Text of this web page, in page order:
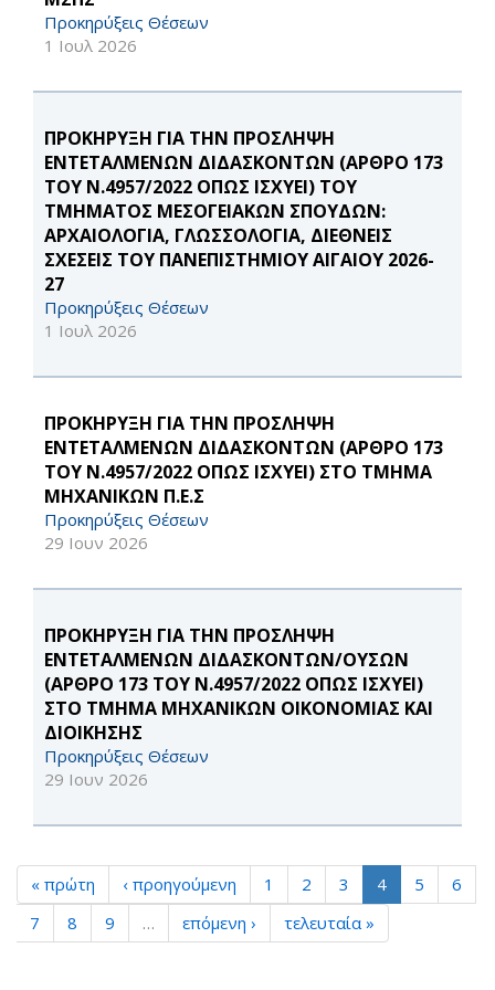
Προκηρύξεις Θέσεων
1 Ιουλ 2026
ΠΡΟΚΗΡΥΞΗ ΓΙΑ ΤΗΝ ΠΡΟΣΛΗΨΗ
ΕΝΤΕΤΑΛΜΕΝΩΝ ΔΙΔΑΣΚΟΝΤΩΝ (ΑΡΘΡΟ 173
ΤΟΥ Ν.4957/2022 ΟΠΩΣ ΙΣΧΥΕΙ) ΤΟΥ
ΤΜΗΜΑΤΟΣ ΜΕΣΟΓΕΙΑΚΩΝ ΣΠΟΥΔΩΝ:
ΑΡΧΑΙΟΛΟΓΙΑ, ΓΛΩΣΣΟΛΟΓΙΑ, ΔΙΕΘΝΕΙΣ
ΣΧΕΣΕΙΣ ΤΟΥ ΠΑΝΕΠΙΣΤΗΜΙΟΥ ΑΙΓΑΙΟΥ 2026-
27
Προκηρύξεις Θέσεων
1 Ιουλ 2026
ΠΡΟΚΗΡΥΞΗ ΓΙΑ ΤΗΝ ΠΡΟΣΛΗΨΗ
ΕΝΤΕΤΑΛΜΕΝΩΝ ΔΙΔΑΣΚΟΝΤΩΝ (ΑΡΘΡΟ 173
ΤΟΥ Ν.4957/2022 ΟΠΩΣ ΙΣΧΥΕΙ) ΣΤΟ ΤΜΗΜΑ
ΜΗΧΑΝΙΚΩΝ Π.Ε.Σ
Προκηρύξεις Θέσεων
29 Ιουν 2026
ΠΡΟΚΗΡΥΞΗ ΓΙΑ ΤΗΝ ΠΡΟΣΛΗΨΗ
ΕΝΤΕΤΑΛΜΕΝΩΝ ΔΙΔΑΣΚΟΝΤΩΝ/ΟΥΣΩΝ
(ΑΡΘΡΟ 173 ΤΟΥ Ν.4957/2022 ΟΠΩΣ ΙΣΧΥΕΙ)
ΣΤΟ ΤΜΗΜΑ ΜΗΧΑΝΙΚΩΝ ΟΙΚΟΝΟΜΙΑΣ ΚΑΙ
ΔΙΟΙΚΗΣΗΣ
Προκηρύξεις Θέσεων
29 Ιουν 2026
« πρώτη ‹ προηγούμενη 1 2 3 4 5
6
7
8 9 … επόμενη › τελευταία »